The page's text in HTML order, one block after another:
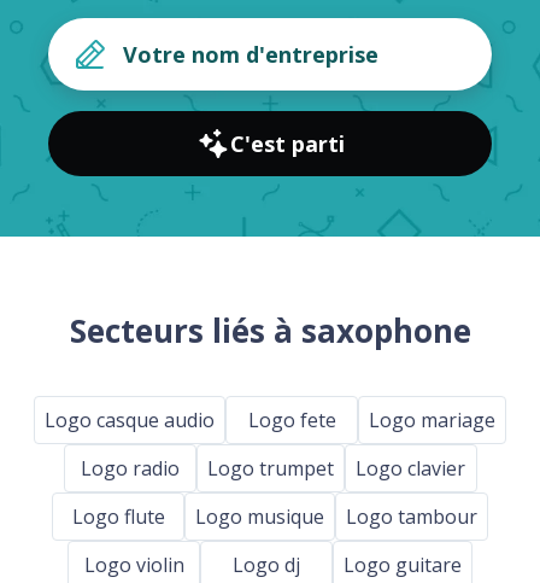
C'est parti
Secteurs liés à saxophone
Logo casque audio Logo fete
Logo mariage
Logo radio
Logo trumpet
Logo clavier
Logo flute
Logo musique
Logo tambour
Logo violin
Logo dj
Logo guitare